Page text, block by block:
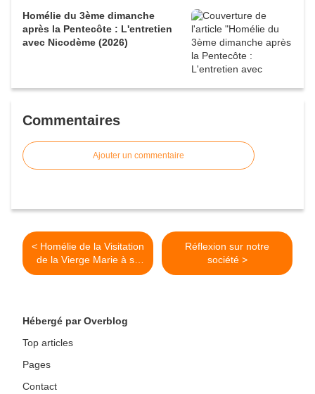
Homélie du 3ème dimanche
après la Pentecôte : L'entretien
avec Nicodème (2026)
Commentaires
Ajouter un commentaire
< Homélie de la Visitation
de la Vierge Marie à sa
cousine Elisabeth (2022)
Réflexion sur notre
société >
Hébergé par Overblog
Top articles
Pages
Contact